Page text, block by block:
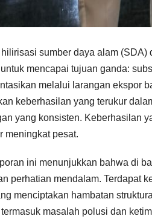
sumber daya alam
mencapai tujuan ganda:
melalui larangan ekspor
keberhasilan yang terukur
yang konsisten. Keberhasilan
meningkat pesat.
ini menunjukkan bahwa di
perhatian mendalam. Terdapat
menciptakan hambatan
termasuk masalah polusi dan